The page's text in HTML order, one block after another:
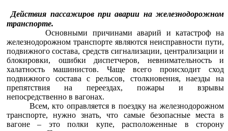
Действия пассажиров при аварии на железнодорожном
транспорте.
Основными причинами аварий и катастроф на
железнодорожном транспорте являются неисправности пути,
подвижного состава, средств сигнализации, централизации и
блокировки, ошибки диспетчеров, невнимательность и
халатность машинистов. Чаще всего происходит сход
подвижного состава с рельсов, столкновения, наезды на
препятствия на переездах, пожары и взрывы
непосредственно в вагонах.
Всем, кто оправляется в поездку на железнодорожном
транспорте, нужно знать, что самые безопасные места в
вагоне – это полки купе, расположенные в сторону